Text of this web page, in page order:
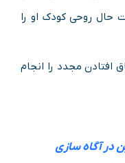
حال روحی کودک او را
افتادن مجدد را انجام
در آگاه سازی